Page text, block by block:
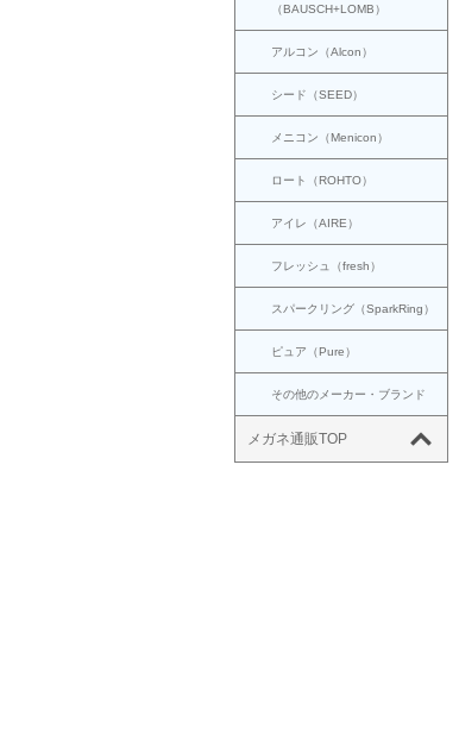
（BAUSCH+LOMB）
アルコン（Alcon）
シード（SEED）
メニコン（Menicon）
ロート（ROHTO）
アイレ（AIRE）
フレッシュ（fresh）
スパークリング（SparkRing）
ピュア（Pure）
その他のメーカー・ブランド
メガネ通販TOP